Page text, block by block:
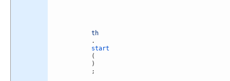
th
.
start
(
)
;